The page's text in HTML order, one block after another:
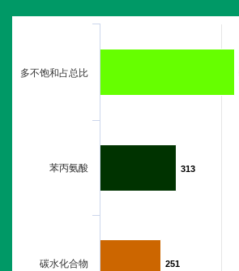
313
313
251
251
多不饱和占总比
苯丙氨酸
碳水化合物